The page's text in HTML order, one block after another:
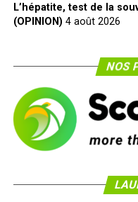
L’hépatite, test de la
(OPINION) 4 août 2026
NOS